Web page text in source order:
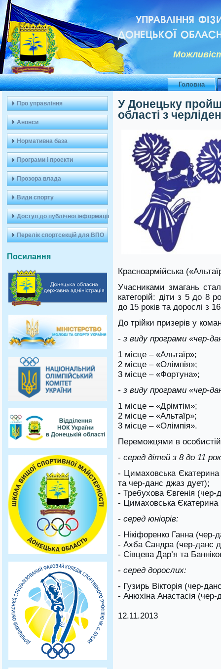
УПРАВЛІННЯ
ДОНЕЦЬКОЇ
Головна
Про управління
Анонси
Нормативна база
Програми і проекти
Прозора влада
Види спорту
Доступ до публічної інформації
Перелік спортсекцій для ВПО
Посилання
У Донецьку
області з
Красноармійська
Учасниками змагань
категорій: діти з 5 до 8
до 15 років та дорослі з 16
До трійки призерів у
- з виду програми «чер-
1 місце – «Альтаїр»;
2 місце – «Олімпія»;
3 місце – «Фортуна»;
- з виду програми «чер-
1 місце – «Дрімтім»;
2 місце – «Альтаїр»;
3 місце – «Олімпія».
Переможцями в
- серед дітей з 8 до 11
- Цимаховська Єкатерина
та чер-данс джаз дует);
- Требухова Євгенія
- Цимаховська Єкатерина
- серед юніорів:
- Нікіфоренко Ганна (чер-
- Ахба Сандра (чер-данс
- Сівцева Дар’я та
- серед дорослих:
- Гузирь Вікторія (чер-
- Анюхіна Анастасія
12.11.2013